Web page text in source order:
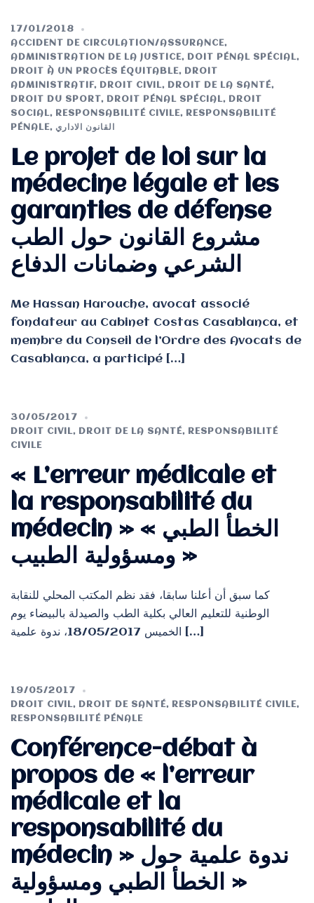
17/01/2018
ACCIDENT DE CIRCULATION/ASSURANCE,
ADMINISTRATION DE LA JUSTICE, DOIT PÉNAL SPÉCIAL,
DROIT À UN PROCÈS ÉQUITABLE,
DROIT
ADMINISTRATIF, DROIT CIVIL, DROIT DE LA SANTÉ,
DROIT DU SPORT, DROIT PÉNAL SPÉCIAL,
DROIT
SOCIAL, RESPONSABILITÉ CIVILE,
RESPONSABILITÉ
PÉNALE, القانون الاداري
Le projet de loi sur la
médecine légale et les
garanties de défense
مشروع القانون حول الطب
الشرعي وضمانات الدفاع
Me Hassan Harouche, avocat associé
fondateur au Cabinet Costas Casablanca, et
membre du Conseil de l’Ordre des Avocats de
Casablanca, a participé […]
30/05/2017
DROIT CIVIL, DROIT DE LA SANTÉ,
RESPONSABILITÉ
CIVILE
« L’erreur médicale et
la responsabilité du
médecin » « الخطأ الطبي
ومسؤولية الطبيب »
كما سبق أن أعلنا سابقا، فقد نظم المكتب المحلي للنقابة
الوطنية للتعليم العالي بكلية الطب والصيدلة بالبيضاء يوم
الخميس 18/05/2017، ندوة علمية […]
19/05/2017
DROIT CIVIL, DROIT DE SANTÉ, RESPONSABILITÉ CIVILE,
RESPONSABILITÉ PÉNALE
Conférence-débat à
propos de « l’erreur
médicale et la
responsabilité du
médecin » ندوة علمية حول
« الخطأ الطبي ومسؤولية